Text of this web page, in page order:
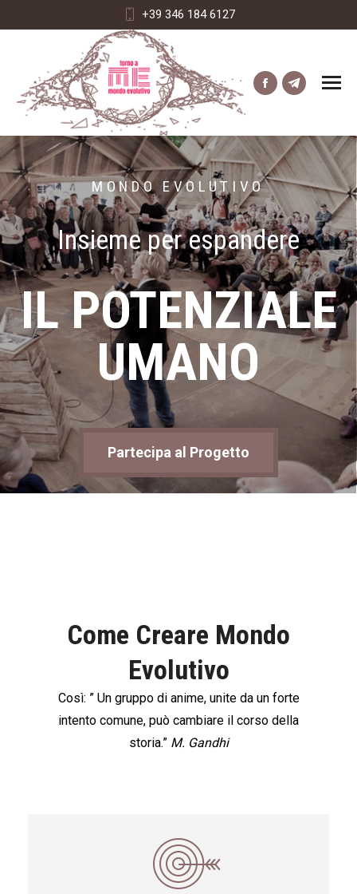
+39 346 184 6127
Insieme per espandere
IL POTENZIALE
UMANO
Partecipa al Progetto
MONDO EVOLUTIVO
Come Creare Mondo
Evolutivo
Così: ” Un gruppo di anime, unite da un forte
intento comune, può cambiare il corso della
storia.” M. Gandhi